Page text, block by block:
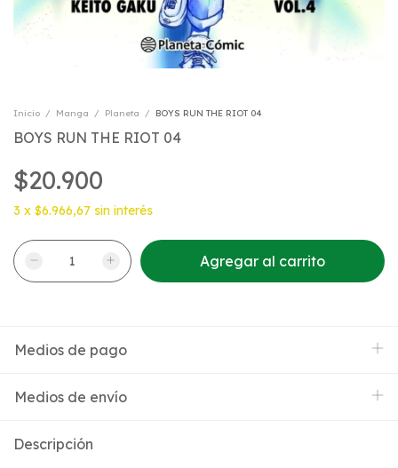
Inicio / Manga / Planeta / BOYS RUN THE RIOT 04
BOYS RUN THE RIOT 04
$20.900
3 x $6.966,67 sin interés
Medios de pago
Medios de envío
Descripción